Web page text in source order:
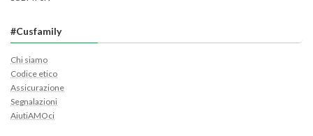
#Cusfamily
Chi siamo
Codice etico
Assicurazione
Segnalazioni
AiutiAMOci